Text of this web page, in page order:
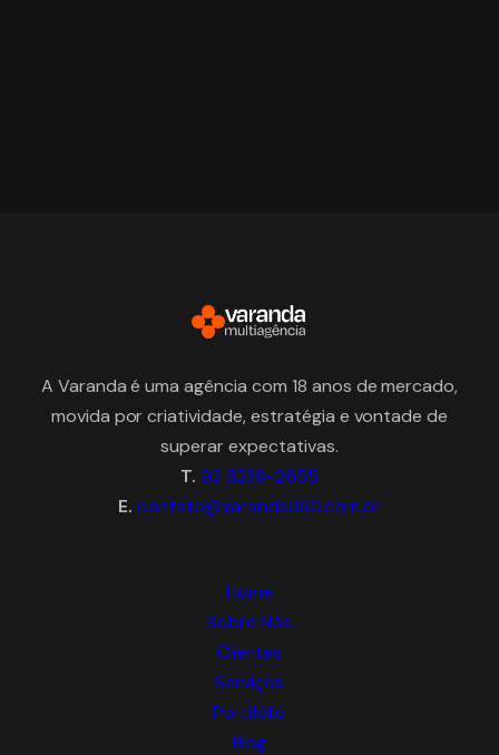
A Varanda é uma agência com 18 anos de mercado,
movida por criatividade, estratégia e vontade de
superar expectativas.
T. 92 3239-2655
E. contato@varanda360.com.br
Home
Sobre Nós
Clientes
Serviços
Portifólio
Blog